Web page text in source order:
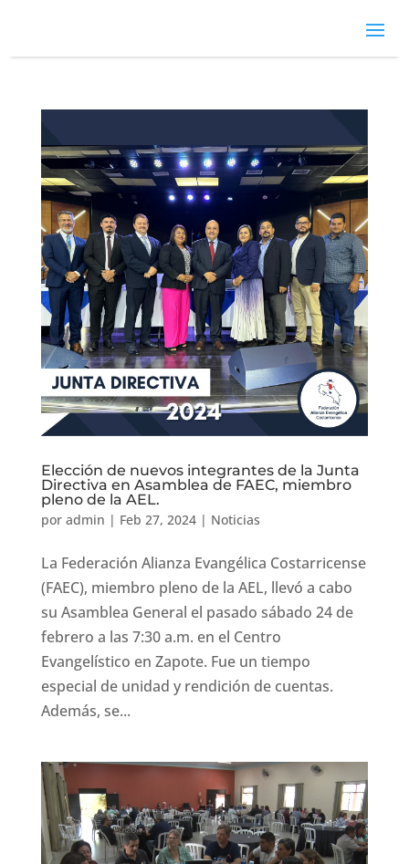
Elección de nuevos integrantes de la Junta
Directiva en Asamblea de FAEC, miembro
pleno de la AEL.
por admin | Feb 27, 2024| Noticias
La Federación Alianza Evangélica Costarricense
(FAEC), miembro pleno de la AEL, llevó a cabo
su Asamblea General el pasado sábado 24 de
febrero a las 7:30 a.m. en el Centro
Evangelístico en Zapote. Fue un tiempo
especial de unidad y rendición de cuentas.
Además, se...